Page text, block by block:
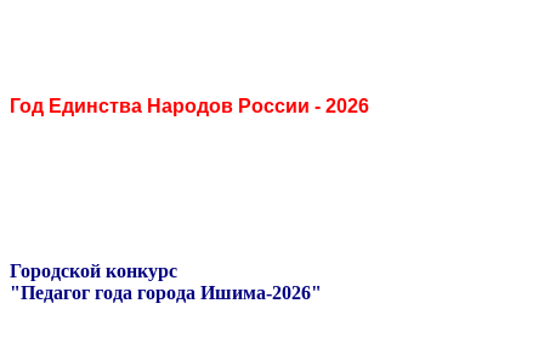
Год Единства Народов России - 2026
Городской конкурс
"Педагог года города Ишима-2026"